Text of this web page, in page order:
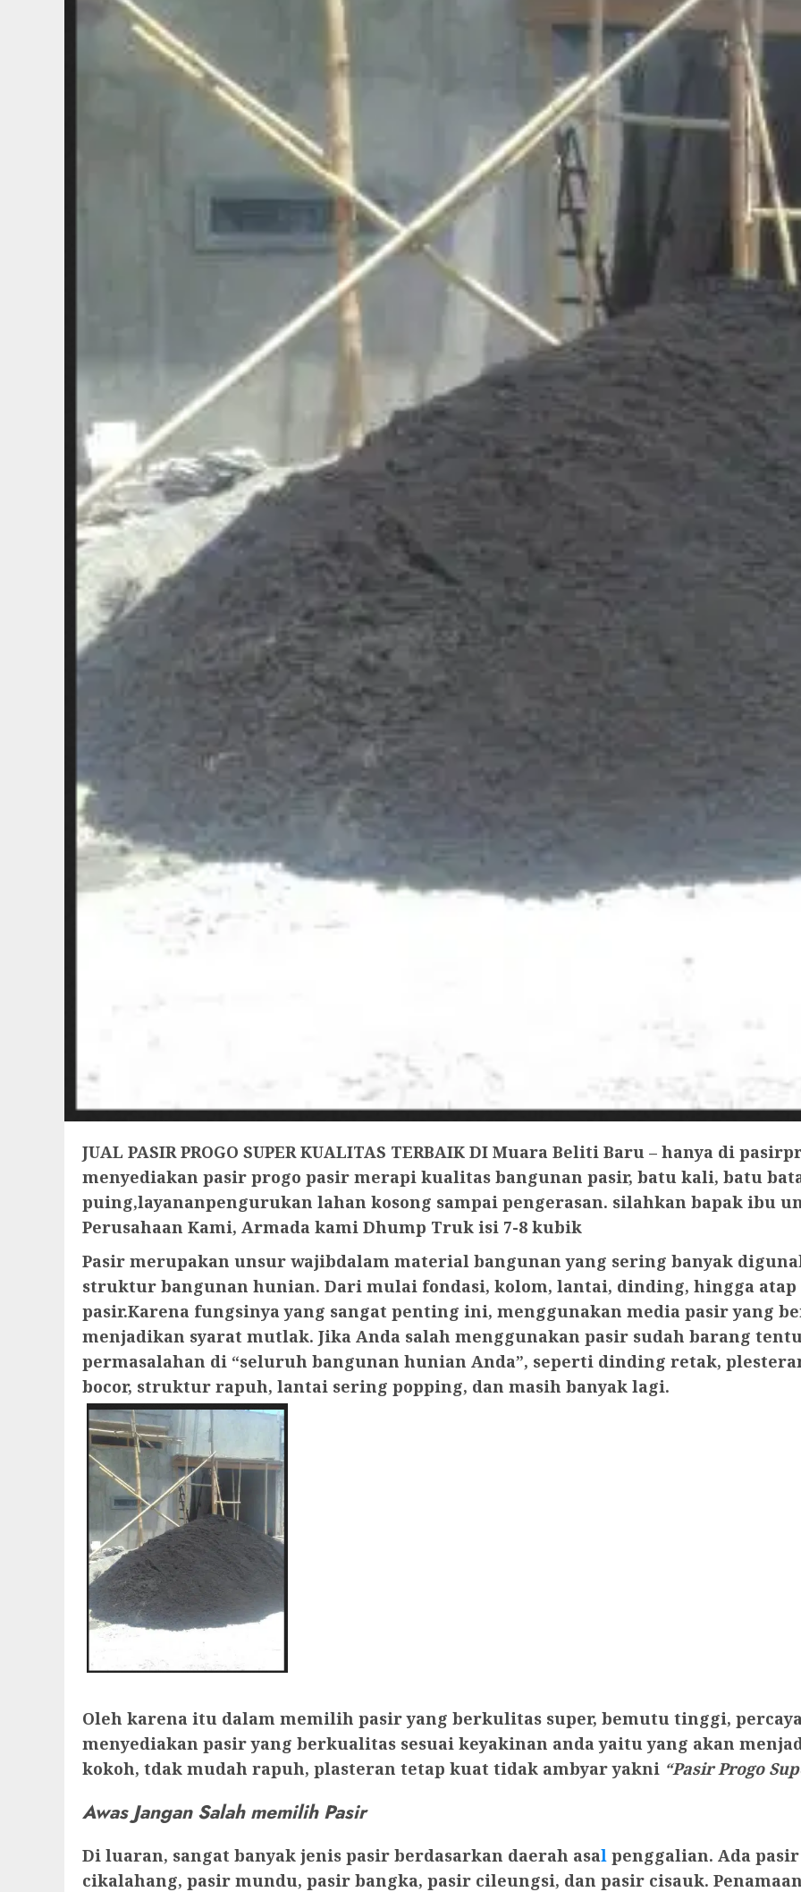
JUAL PASIR PROGO SUPER KUALITAS TERBAIK DI Muara Beliti Baru – hanya di
menyediakan pasir progo pasir merapi kualitas bangunan pasir, batu kali, batu
puing,layananpengurukan lahan kosong sampai pengerasan. silahkan bapak ibu
Perusahaan Kami, Armada kami Dhump Truk isi 7-8 kubik
Pasir merupakan unsur wajibdalam material bangunan yang sering banyak
struktur bangunan hunian. Dari mulai fondasi, kolom, lantai, dinding, hingga atap
pasir.Karena fungsinya yang sangat penting ini, menggunakan media pasir yang
menjadikan syarat mutlak. Jika Anda salah menggunakan pasir sudah barang
permasalahan di “seluruh bangunan hunian Anda”, seperti dinding retak,
bocor, struktur rapuh, lantai sering popping, dan masih banyak lagi.
Oleh karena itu dalam memilih pasir yang berkulitas super, bemutu tinggi,
menyediakan pasir yang berkualitas sesuai keyakinan anda yaitu yang akan
kokoh, tdak mudah rapuh, plasteran tetap kuat tidak ambyar yakni “Pasir Progo
Awas Jangan Salah memilih Pasir
Di luaran, sangat banyak jenis pasir berdasarkan daerah asal penggalian. Ada
cikalahang, pasir mundu, pasir bangka, pasir cileungsi, dan pasir cisauk.